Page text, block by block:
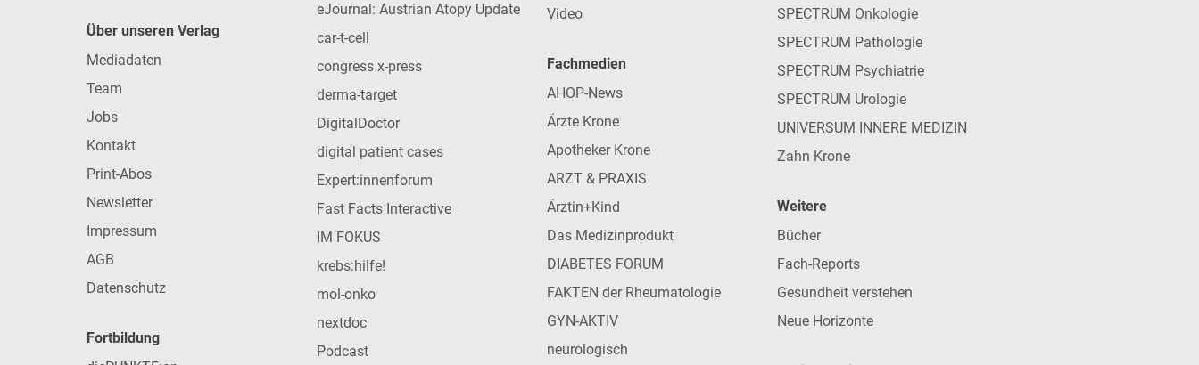
Über unseren Verlag
Mediadaten
Team
Jobs
Kontakt
Print-Abos
Newsletter
Impressum
AGB
Datenschutz
Fortbildung
eJournal: Austrian Atopy Update
car-t-cell
congress x-press
derma-target
DigitalDoctor
digital patient cases
Expert:innenforum
Fast Facts Interactive
IM FOKUS
krebs:hilfe!
mol-onko
nextdoc
Podcast
Video
Fachmedien
AHOP-News
Ärzte Krone
Apotheker Krone
ARZT & PRAXIS
Ärztin+Kind
Das Medizinprodukt
DIABETES FORUM
FAKTEN der Rheumatologie
GYN-AKTIV
neurologisch
SPECTRUM Onkologie
SPECTRUM Pathologie
SPECTRUM Psychiatrie
SPECTRUM Urologie
UNIVERSUM INNERE MEDIZIN
Zahn Krone
Weitere
Bücher
Fach-Reports
Gesundheit verstehen
Neue Horizonte